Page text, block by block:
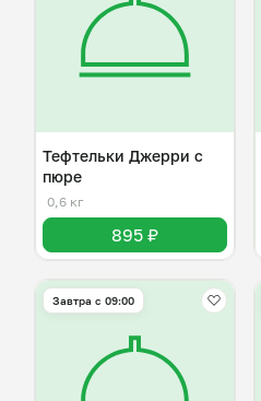
Тефтельки Джерри с
пюре
0,6 кг
895 ₽
Завтра c 09:00